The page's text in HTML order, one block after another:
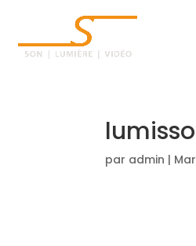
par admin |